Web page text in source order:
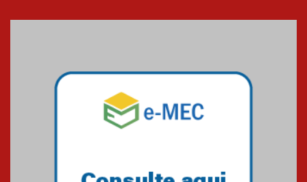
04.08.2026
Como o Colégio Mackenzie
Brasília prepara seus